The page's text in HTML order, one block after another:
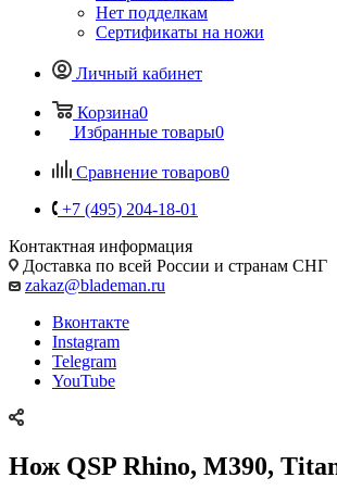
Нет подделкам
Сертификаты на ножи
Личный кабинет
Корзина0
Избранные товары0
Сравнение товаров0
+7 (495) 204-18-01
Контактная информация
Доставка по всей России и странам СНГ
zakaz@blademan.ru
Вконтакте
Instagram
Telegram
YouTube
Нож QSP Rhino, M390,